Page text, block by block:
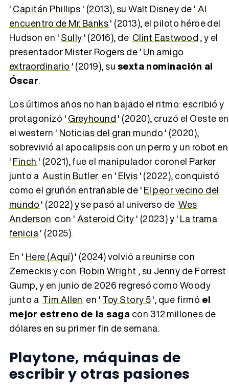
'Capitán Phillips' (2013), su Walt Disney de 'Al
encuentro de Mr. Banks' (2013), el piloto héroe del
Hudson en 'Sully' (2016), de Clint Eastwood, y el
presentador Mister Rogers de 'Un amigo
extraordinario ' (2019), su sexta nominación al
Óscar.
Los últimos años no han bajado el ritmo: escribió y
protagonizó 'Greyhound' (2020), cruzó el Oeste en
el western ' Noticias del gran mundo' (2020),
sobrevivió al apocalipsis con un perro y un robot en
'Finch ' (2021), fue el manipulador coronel Parker
junto a Austin Butler en 'Elvis' (2022), conquistó
como el gruñón entrañable de 'El peor vecino del
mundo' (2022) y se pasó al universo de Wes
Anderson con 'Asteroid City' (2023) y 'La trama
fenicia' (2025).
En ' Here (Aquí)' (2024) volvió a reunirse con
Zemeckis y con Robin Wright , su Jenny de Forrest
Gump, y en junio de 2026 regresó como Woody
junto a Tim Allen en 'Toy Story 5', que firmó el
mejor estreno de la sagacon 312 millones de
dólares en su primer fin de semana.
Playtone, máquinas de
escribir y otras pasiones